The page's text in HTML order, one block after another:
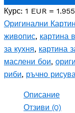
Паламуди
-
картина
с
маслени
бои
Курс: 1 EUR =
Оригинални
живопис, картина
за кухня, картина
маслени бои,
риби, ръчно
Описание
Отзиви (0)